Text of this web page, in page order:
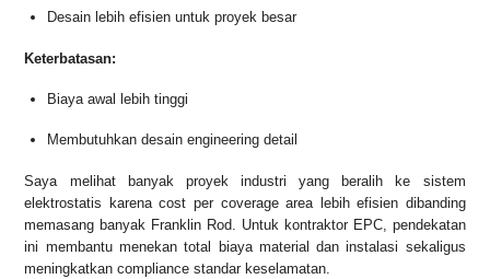
Desain lebih efisien untuk proyek besar
Keterbatasan:
Biaya awal lebih tinggi
Membutuhkan desain engineering detail
Saya melihat banyak proyek industri yang beralih ke sistem
elektrostatis karena cost per coverage area lebih efisien dibanding
memasang banyak Franklin Rod. Untuk kontraktor EPC, pendekatan
ini membantu menekan total biaya material dan instalasi sekaligus
meningkatkan compliance standar keselamatan.